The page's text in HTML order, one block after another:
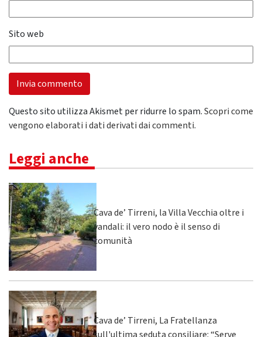
Sito web
Questo sito utilizza Akismet per ridurre lo spam.Scopri come
vengono elaborati i dati derivati dai commenti.
Leggi anche
Cava de’ Tirreni, la Villa Vecchia oltre i
vandali: il vero nodo è il senso di
comunità
Cava de’ Tirreni, La Fratellanza